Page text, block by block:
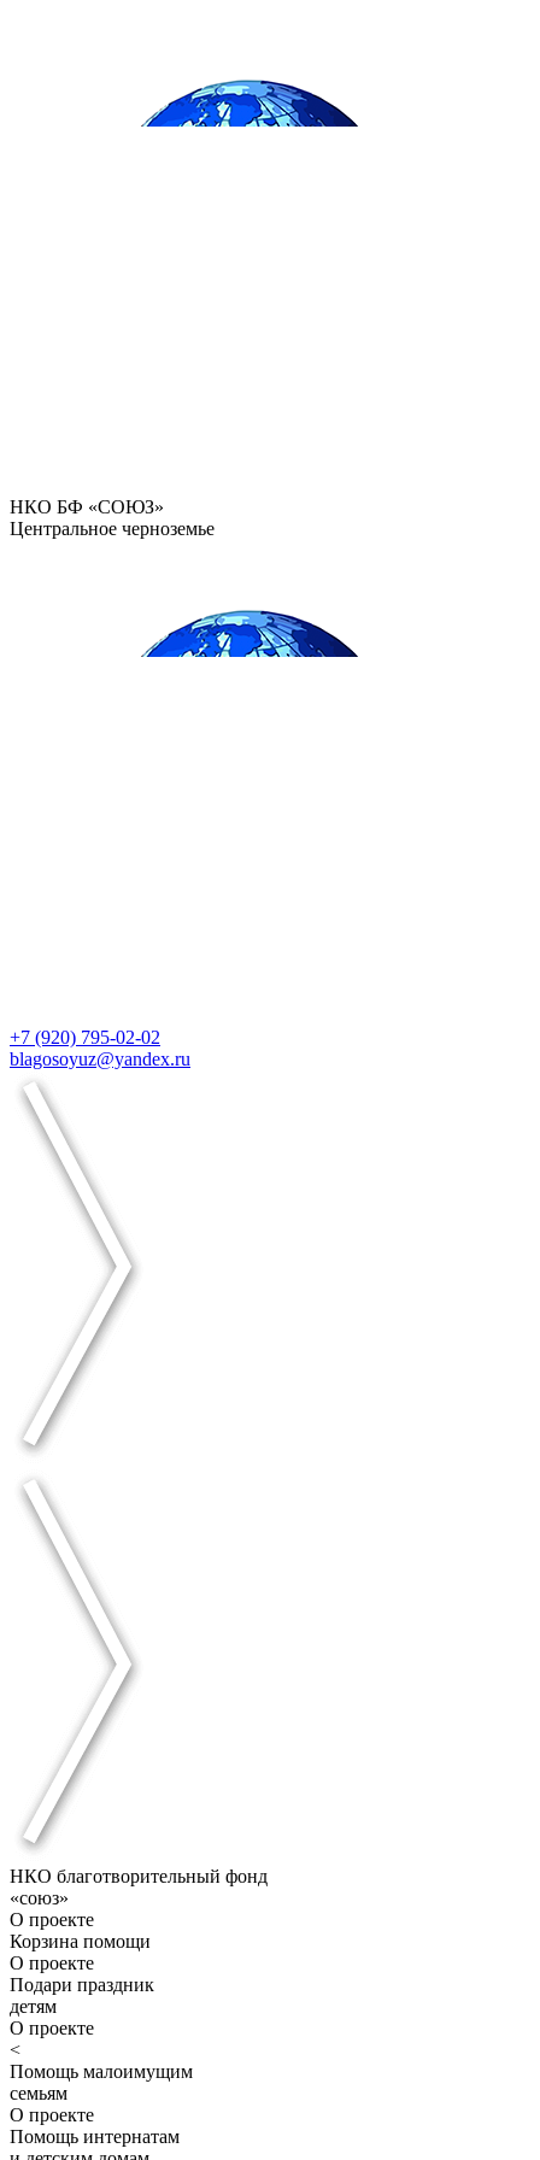
НКО БФ «СОЮЗ»
Центральное черноземье
+7 (920) 795-02-02
blagosoyuz@yandex.ru
НКО благотворительный фонд
«союз»
О проекте
Корзина помощи
О проекте
Подари праздник
детям
О проекте
<
Помощь малоимущим
семьям
О проекте
Помощь интернатам